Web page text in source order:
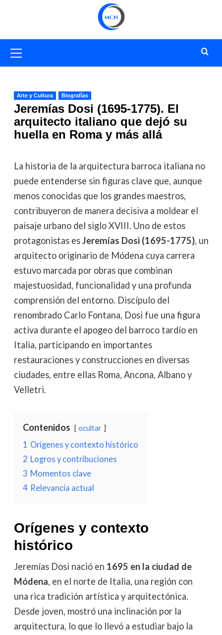
primario
Arte y Cultura Biografías
Jeremías Dosi (1695-1775). El
arquitecto italiano que dejó su
huella en Roma y más allá
La historia de la arquitectura barroca italiana no
puede entenderse sin figuras clave que, aunque
menos conocidas que los grandes maestros,
contribuyeron de manera decisiva a moldear el
paisaje urbano del siglo XVIII. Uno de estos
protagonistas esJeremías Dosi (1695-1775), un
arquitecto originario de Módena cuya carrera
estuvo marcada por obras que combinan
majestuosidad, funcionalidad y una profunda
comprensión del entorno. Discípulo del
renombrado Carlo Fontana, Dosi fue una figura
activa durante el apogeo del barroco tardío en
Italia, participando en importantes
restauraciones y construcciones en diversas
ciudades, entre ellas Roma, Ancona, Albano y
Velletri.
Contenidos ocultar
1 Orígenes y contexto histórico
2 Logros y contribuciones
3 Momentos clave
4 Relevancia actual
Orígenes y contexto
histórico
Jeremías Dosi nació en 1695 en la ciudad de
Módena, en el norte de Italia, una región con
una rica tradición artística y arquitectónica.
Desde joven, mostró una inclinación por la
arquitectura, lo que lo llevó a estudiar bajo la